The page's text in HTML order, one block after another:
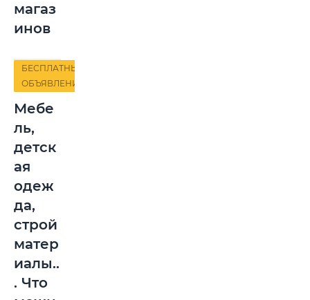
магаз
инов
БЕСПЛАТНЫЕ
ОБЪЯВЛЕНИЯ
Мебе
ль,
детск
ая
одеж
да,
строй
матер
иалы..
. Что